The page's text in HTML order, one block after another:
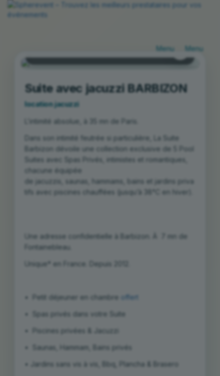
navigation
Suite avec jacuzzi BARBIZON
location jacuzzi
L’intimité absolue, à 35 mn de Paris.
Dans son intimité feutrée si particulière, La Suite
Barbizon dévoile une collection exclusive de 5 Pool
Suites avec Spas Privés, intimistes et romantiques,
chacune équipée
de jacuzzis saunas hammams bains et jardins priva
tifs avec
piscines chauffées (jusqu’à 38°C en hiver).
Une adresse confidentielle à Barbizon. À 7 mn de
Fontainebleau.
Unique* en France. Depuis 2012.
•⁠ Petit déjeuner en chambre
offert
•⁠ ⁠Spas privés dans votre Suite
• Piscines privées & Jacuzzi
• Saunas, Hammam, Bains privés
• Jardins sans vis à vis, Bbq, Plancha & Brasero